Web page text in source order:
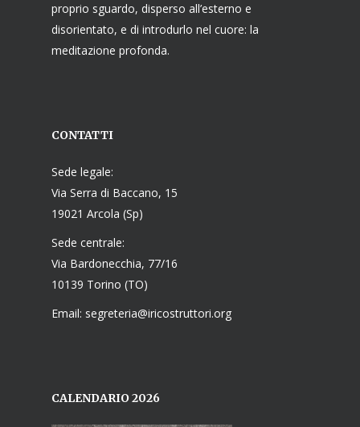
proprio sguardo, disperso all’esterno e
disorientato, e di introdurlo nel cuore: la
meditazione profonda.
CONTATTI
Sede legale:
Via Serra di Baccano, 15
19021 Arcola (Sp)
Sede centrale:
Via Bardonecchia, 77/16
10139 Torino (TO)
Email: segreteria@iricostruttori.org
CALENDARIO 2026